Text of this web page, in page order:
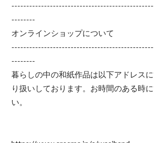
--------
オンラインショップについて
--------
暮らしの中の和紙作品は以下アドレス
り扱いしております。お時間のある時
い。